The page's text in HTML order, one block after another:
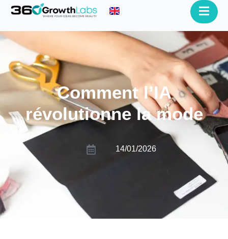
Comment l’IA
révolutionne la mode
14/01/2026